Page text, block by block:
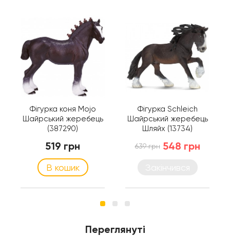
Фігурка коня Mojo
Шайрський жеребець
(387290)
519 грн
В кошик
Фігурка Schleich
Шайрський жеребець
Шляйх (13734)
639 грн 548 грн
Переглянуті